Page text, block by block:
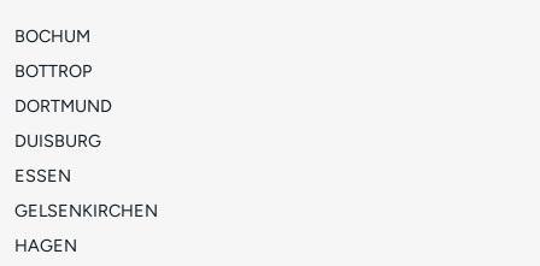
BOCHUM
BOTTROP
DORTMUND
DUISBURG
ESSEN
GELSENKIRCHEN
HAGEN